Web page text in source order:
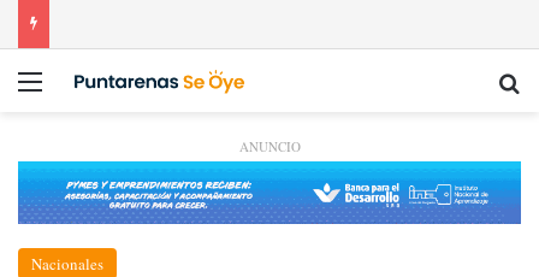
Menú
ANUNCIO
Nacionales